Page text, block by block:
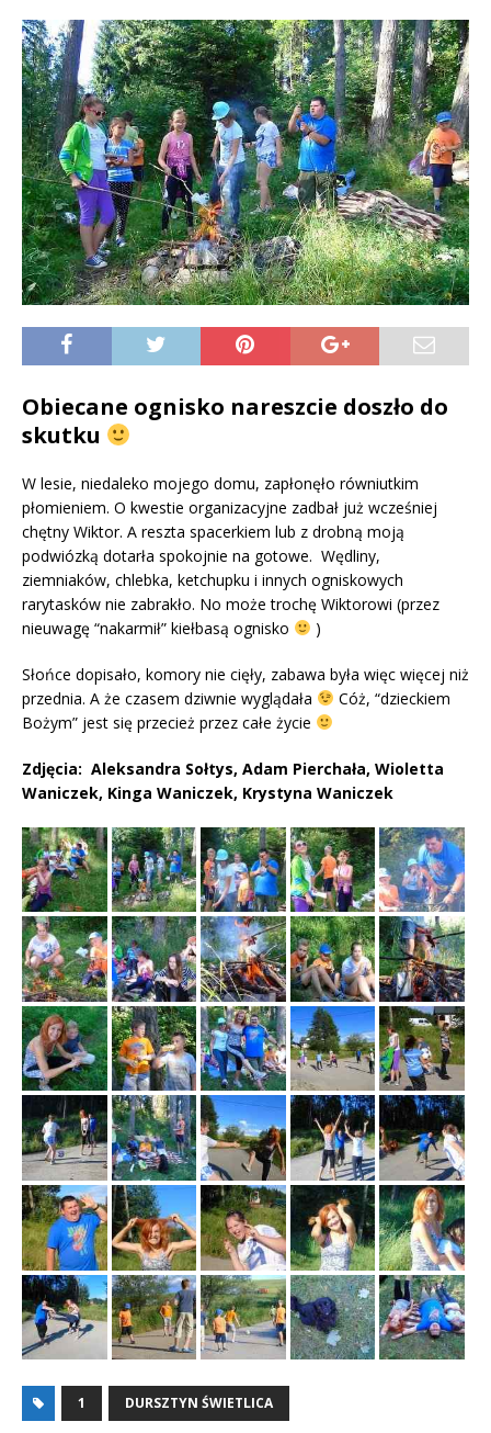
Obiecane ognisko nareszcie doszło do
skutku
W lesie, niedaleko mojego domu, zapłonęło równiutkim
płomieniem. O kwestie organizacyjne zadbał już wcześniej
chętny Wiktor. A reszta spacerkiem lub z drobną moją
podwiózką dotarła spokojnie na gotowe. Wędliny,
ziemniaków, chlebka, ketchupku i innych ogniskowych
rarytasków nie zabrakło. No może trochę Wiktorowi (przez
nieuwagę “nakarmił” kiełbasą ognisko
)
Słońce dopisało, komory nie cięły, zabawa była więc więcej niż
przednia. A że czasem dziwnie wyglądała
Cóż, “dzieckiem
Bożym” jest się przecież przez całe życie
Zdjęcia: Aleksandra Sołtys, Adam Pierchała, Wioletta
Waniczek, Kinga Waniczek, Krystyna Waniczek
1 DURSZTYN ŚWIETLICA